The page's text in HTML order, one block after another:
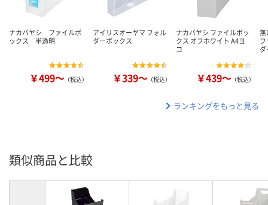
ナカバヤシ ファイルボ
ックス 半透明
￥499～ （税込）
アイリスオーヤマ フォル
ダーボックス
￥339～ （税込）
ナカバヤシ ファイルボッ
クス オフホワイト A4ヨ
コ
￥439～ （税込）
無
ランキングをもっと見る
類似商品と比較